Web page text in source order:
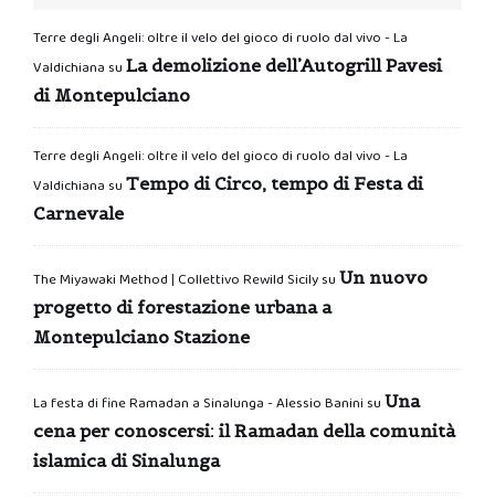
Terre degli Angeli: oltre il velo del gioco di ruolo dal vivo - La
Valdichiana su La demolizione dell’Autogrill Pavesi
di Montepulciano
Terre degli Angeli: oltre il velo del gioco di ruolo dal vivo - La
Valdichiana su Tempo di Circo, tempo di Festa di
Carnevale
The Miyawaki Method | Collettivo Rewild Sicilysu Un nuovo
progetto di forestazione urbana a
Montepulciano Stazione
La festa di fine Ramadan a Sinalunga - Alessio Banini su Una
cena per conoscersi: il Ramadan della comunità
islamica di Sinalunga